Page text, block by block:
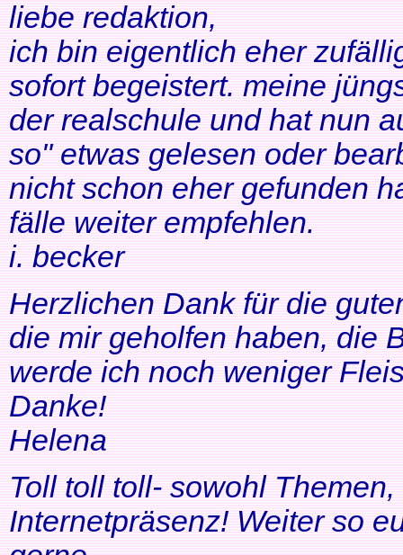
liebe redaktion,
ich bin eigentlich eher
sofort begeistert. meine
der realschule und hat nun
so" etwas gelesen oder
nicht schon eher gefunden
fälle weiter empfehlen.
i. becker
Herzlichen Dank für die
die mir geholfen haben, die
werde ich noch weniger
Danke!
Helena
Toll toll toll- sowohl
Internetpräsenz! Weiter so